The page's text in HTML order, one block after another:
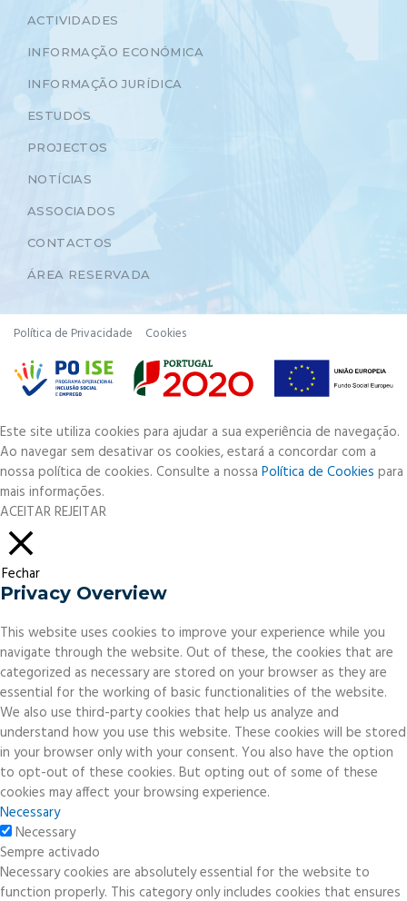
ACTIVIDADES
INFORMAÇÃO ECONÓMICA
INFORMAÇÃO JURÍDICA
ESTUDOS
PROJECTOS
NOTÍCIAS
ASSOCIADOS
CONTACTOS
ÁREA RESERVADA
Política de Privacidade Cookies
Este site utiliza cookies para ajudar a sua experiência de navegação.
Ao navegar sem desativar os cookies, estará a concordar com a
nossa política de cookies. Consulte a nossa Política de Cookies para
mais informações.
ACEITARREJEITAR
Fechar
Privacy Overview
This website uses cookies to improve your experience while you
navigate through the website. Out of these, the cookies that are
categorized as necessary are stored on your browser as they are
essential for the working of basic functionalities of the website.
We also use third-party cookies that help us analyze and
understand how you use this website. These cookies will be stored
in your browser only with your consent. You also have the option
to opt-out of these cookies. But opting out of some of these
cookies may affect your browsing experience.
Necessary
Necessary
Sempre activado
Necessary cookies are absolutely essential for the website to
function properly. This category only includes cookies that ensures